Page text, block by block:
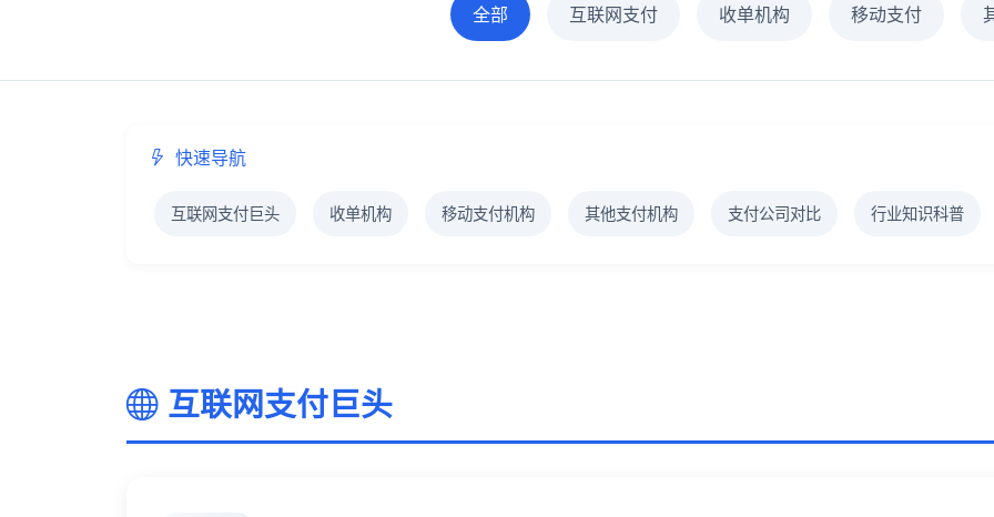
全部 互联网支付 收单机构 移动支付
快速导航
互联网支付巨头 收单机构 移动支付机构 其他支付机构 支付公司对比 行业知识科普
互联网支付巨头